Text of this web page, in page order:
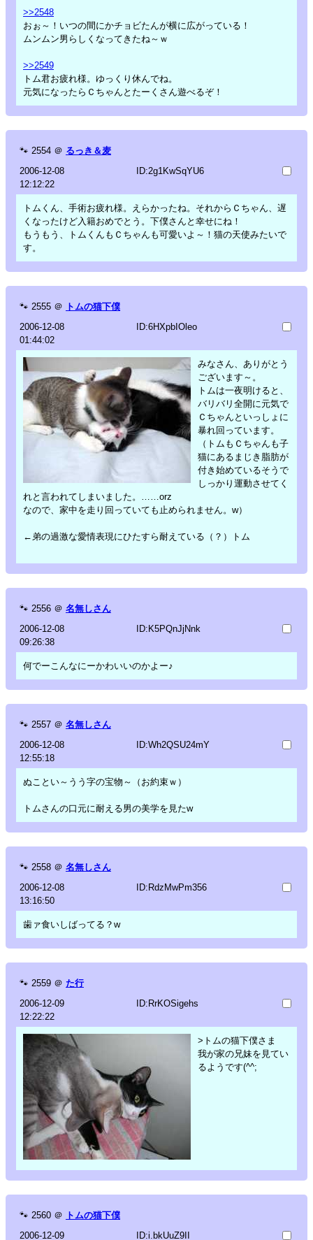
>>2548
おぉ～！いつの間にかチョビたんが横に広がっている！
ムンムン男らしくなってきたね～ｗ
>>2549
トム君お疲れ様。ゆっくり休んでね。
元気になったらＣちゃんとたーくさん遊べるぞ！
🐾 2554 ＠ るっき＆麦
2006-12-08
12:12:22
ID:2g1KwSqYU6
トムくん、手術お疲れ様。えらかったね。それからＣちゃん、遅
くなったけど入籍おめでとう。下僕さんと幸せにね！
もうもう、トムくんもＣちゃんも可愛いよ～！猫の天使みたいで
す。
🐾 2555 ＠ トムの猫下僕
2006-12-08
01:44:02
ID:6HXpbIOleo
みなさん、ありがとう
ございます～。
トムは一夜明けると、
バリバリ全開に元気で
Ｃちゃんといっしょに
暴れ回っています。
（トムもＣちゃんも子
猫にあるまじき脂肪が
付き始めているそうで
しっかり運動させてく
れと言われてしまいました。……orz
なので、家中を走り回っていても止められません。w）
←弟の過激な愛情表現にひたすら耐えている（？）トム
🐾 2556 ＠ 名無しさん
2006-12-08
09:26:38
ID:K5PQnJjNnk
何でーこんなにーかわいいのかよー♪
🐾 2557 ＠ 名無しさん
2006-12-08
12:55:18
ID:Wh2QSU24mY
ぬことい～うう字の宝物～（お約束ｗ）
トムさんの口元に耐える男の美学を見たw
🐾 2558 ＠ 名無しさん
2006-12-08
13:16:50
ID:RdzMwPm356
歯ァ食いしばってる？w
🐾 2559 ＠ た行
2006-12-09
12:22:22
ID:RrKOSigehs
>トムの猫下僕さま
我が家の兄妹を見てい
るようです(^^;
🐾 2560 ＠ トムの猫下僕
2006-12-09
ID:i.bkUuZ9II